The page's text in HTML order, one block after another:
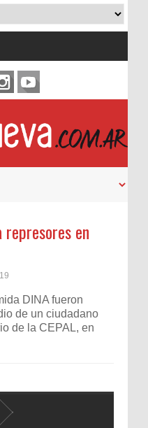
represores en
DINA fueron
de un ciudadano
de la CEPAL, en